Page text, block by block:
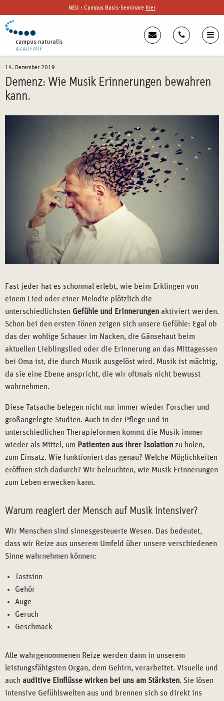
NEU : Campus Basis-Seminare hier
14. Dezember 2019
Demenz: Wie Musik Erinnerungen bewahren
kann.
Fast jeder hat es schonmal erlebt, wie beim Erklingen von
einem Lied oder einer Melodie plötzlich die
unterschiedlichsten Gefühle und Erinnerungen aktiviert werden.
Schon bei den ersten Tönen zeigen sich unsere Gefühle: Egal ob
das der wohlige Schauer im Nacken, die Gänsehaut beim
aktuellen Lieblingslied oder die Erinnerung an das Mittagessen
bei Oma ist, die durch Musik ausgelöst wird. Musik ist mächtig,
da sie eine Ebene anspricht, die wir oftmals nicht bewusst
wahrnehmen.
Diese Tatsache belegen nicht nur immer wieder Forscher und
großangelegte Studien. Auch in der Pflege und in
unterschiedlichen Therapieformen kommt die Musik immer
wieder als Mittel, um Patienten aus ihrer Isolation zu holen,
zum Einsatz. Wie funktioniert das genau? Welche Möglichkeiten
eröffnen sich dadurch? Wir beleuchten, wie Musik Erinnerungen
zum Leben erwecken kann.
Warum reagiert der Mensch auf Musik intensiver?
Wir Menschen sind sinnesgesteuerte Wesen. Das bedeutet,
dass wir Reize aus unserem Umfeld über unsere verschiedenen
Sinne wahrnehmen können:
Tastsinn
Gehör
Auge
Geruch
Geschmack
Alle wahrgenommenen Reize werden dann in unserem
leistungsfähigsten Organ, dem Gehirn, verarbeitet. Visuelle und
auch auditive Einflüsse wirken bei uns am Stärksten. Sie lösen
intensive Gefühlswelten aus und brennen sich so direkt ins